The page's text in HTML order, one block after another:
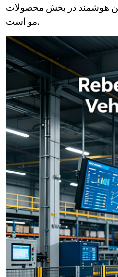
هوشمند در بخش محصولات
مو است.